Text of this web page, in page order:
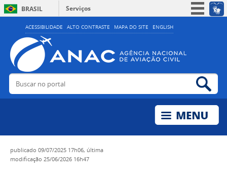
ACESSIBILIDADE ALTO CONTRASTE MAPA DO SITE ENGLISH
BRASIL
Serviços
Simplifique!
Acesso à informação
Legislação
Buscar no portal
publicado 09/07/2025 17h06, última
modificação 25/06/2026 16h47